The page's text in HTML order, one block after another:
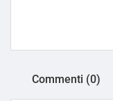
Commenti (0)